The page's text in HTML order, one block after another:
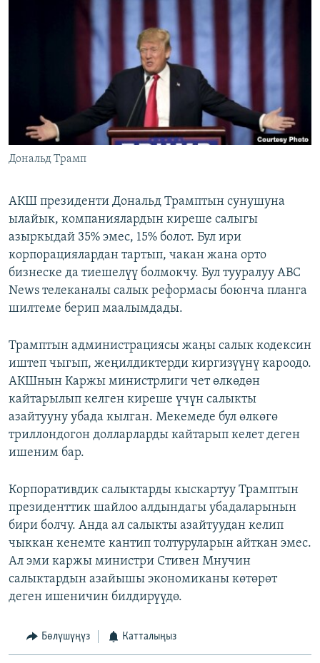
ЭЕ/АРнун бардык сайттары
Дональд Трамп
АКШ президенти Дональд Трамптын сунушуна
ылайык, компаниялардын киреше салыгы
азыркыдай 35% эмес, 15% болот. Бул ири
корпорациялардан тартып, чакан жана орто
бизнеске да тиешелүү болмокчу. Бул тууралуу АВС
News телеканалы салык реформасы боюнча планга
шилтеме берип маалымдады.
Трамптын администрациясы жаңы салык кодексин
иштеп чыгып, жеңилдиктерди киргизүүнү кароодо.
АКШнын Каржы министрлиги чет өлкөдөн
кайтарылып келген киреше үчүн салыкты
азайтууну убада кылган. Мекемеде бул өлкөгө
триллондогон долларларды кайтарып келет деген
ишеним бар.
Корпоративдик салыктарды кыскартуу Трамптын
президенттик шайлоо алдындагы убадаларынын
бири болчу. Анда ал салыкты азайтуудан келип
чыккан кенемте кантип толтуруларын айткан эмес.
Ал эми каржы министри Стивен Мнучин
салыктардын азайышы экономиканы көтөрөт
деген ишеничин билдирүүдө.
Бөлүшүңүз Катталыңыз